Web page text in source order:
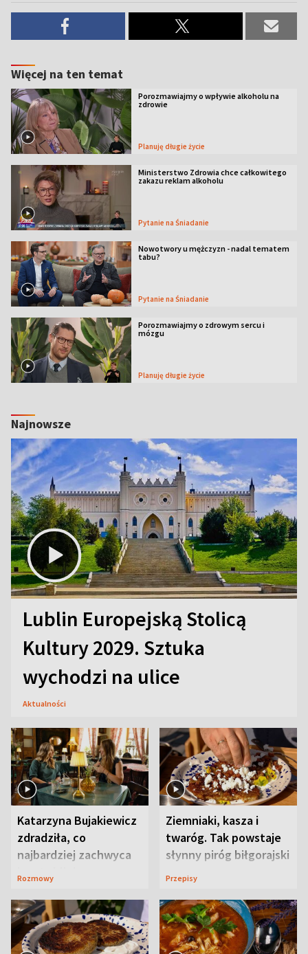
Więcej na ten temat
Porozmawiajmy o wpływie alkoholu na
zdrowie
Planuję długie życie
Ministerstwo Zdrowia chce całkowitego
zakazu reklam alkoholu
Pytanie na Śniadanie
Nowotwory u mężczyzn - nadal tematem
tabu?
Pytanie na Śniadanie
Porozmawiajmy o zdrowym sercu i
mózgu
Planuję długie życie
Najnowsze
Lublin Europejską Stolicą
Kultury 2029. Sztuka
wychodzi na ulice
Aktualności
Katarzyna Bujakiewicz
zdradziła, co
najbardziej zachwyca
ją w Lublinie
Rozmowy
Ziemniaki, kasza i
twaróg. Tak powstaje
słynny piróg biłgorajski
Przepisy